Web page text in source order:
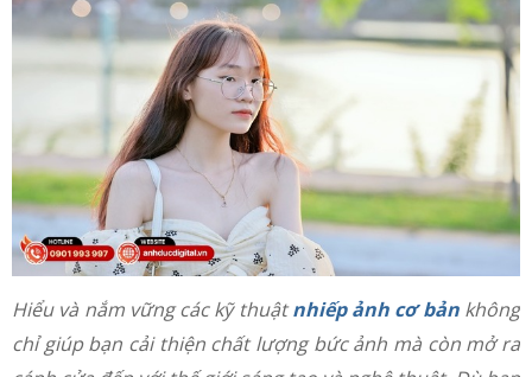
Hiểu và nắm vững các kỹ thuậtnhiếp ảnh cơ bảnkhông
chỉ giúp bạn cải thiện chất lượng bức ảnh mà còn mở ra